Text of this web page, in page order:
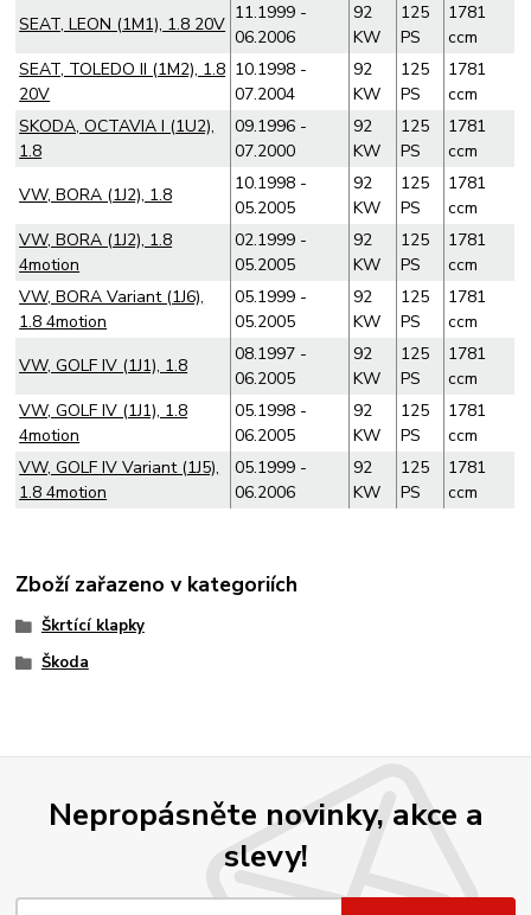
SEAT, LEON (1M1), 1.8 20V
11.1999 -
06.2006
92
KW
125
PS
1781
ccm
SEAT, TOLEDO II (1M2), 1.8
20V
10.1998 -
07.2004
92
KW
125
PS
1781
ccm
SKODA, OCTAVIA I (1U2),
1.8
09.1996 -
07.2000
92
KW
125
PS
1781
ccm
VW, BORA (1J2), 1.8
10.1998 -
05.2005
92
KW
125
PS
1781
ccm
VW, BORA (1J2), 1.8
4motion
02.1999 -
05.2005
92
KW
125
PS
1781
ccm
VW, BORA Variant (1J6),
1.8 4motion
05.1999 -
05.2005
92
KW
125
PS
1781
ccm
VW, GOLF IV (1J1), 1.8
08.1997 -
06.2005
92
KW
125
PS
1781
ccm
VW, GOLF IV (1J1), 1.8
4motion
05.1998 -
06.2005
92
KW
125
PS
1781
ccm
VW, GOLF IV Variant (1J5),
1.8 4motion
05.1999 -
06.2006
92
KW
125
PS
1781
ccm
Zboží zařazeno v kategoriích
Škrtící klapky
Škoda
Nepropásněte novinky, akce a
slevy!